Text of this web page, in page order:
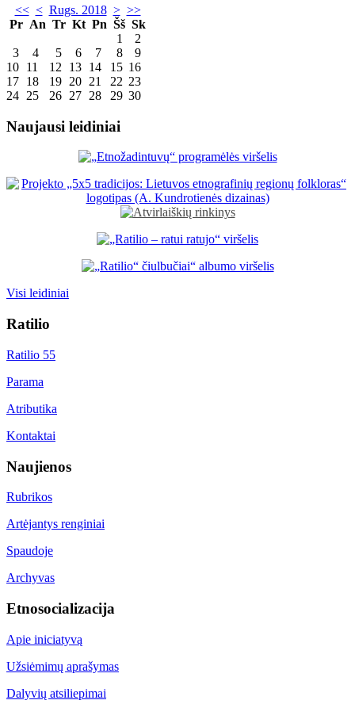
<< < Rugs. 2018 > >>
Pr An Tr Kt Pn Šš Sk
1
2
3
4 5 6 7 8
9
10 11 12 13 14 15 16
17 18 19 20 21 22 23
24 25 26 27 28 29 30
Naujausi leidiniai
Visi leidiniai
Ratilio
Ratilio 55
Parama
Atributika
Kontaktai
Naujienos
Rubrikos
Artėjantys renginiai
Spaudoje
Archyvas
Etnosocializacija
Apie iniciatyvą
Užsiėmimų aprašymas
Dalyvių atsiliepimai